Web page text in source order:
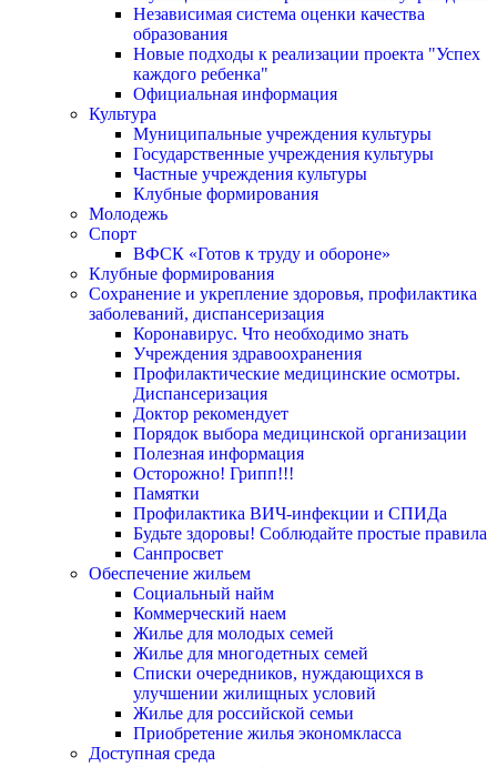
Независимая система оценки качества
образования
Новые подходы к реализации проекта "Успех
каждого ребенка"
Официальная информация
Культура
Муниципальные учреждения культуры
Государственные учреждения культуры
Частные учреждения культуры
Клубные формирования
Молодежь
Спорт
ВФСК «Готов к труду и обороне»
Клубные формирования
Сохранение и укрепление здоровья, профилактика
заболеваний, диспансеризация
Коронавирус. Что необходимо знать
Учреждения здравоохранения
Профилактические медицинские осмотры.
Диспансеризация
Доктор рекомендует
Порядок выбора медицинской организации
Полезная информация
Осторожно! Грипп!!!
Памятки
Профилактика ВИЧ-инфекции и СПИДа
Будьте здоровы! Соблюдайте простые правила
Санпросвет
Обеспечение жильем
Социальный найм
Коммерческий наем
Жилье для молодых семей
Жилье для многодетных семей
Списки очередников, нуждающихся в
улучшении жилищных условий
Жилье для российской семьи
Приобретение жилья экономкласса
Доступная среда